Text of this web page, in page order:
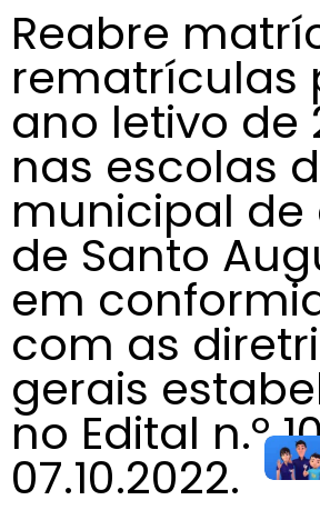
Reabre
rematrículas
ano letivo de
nas escolas
municipal de
de Santo
em
com as
gerais
no Edital n.º
07.10.2022.